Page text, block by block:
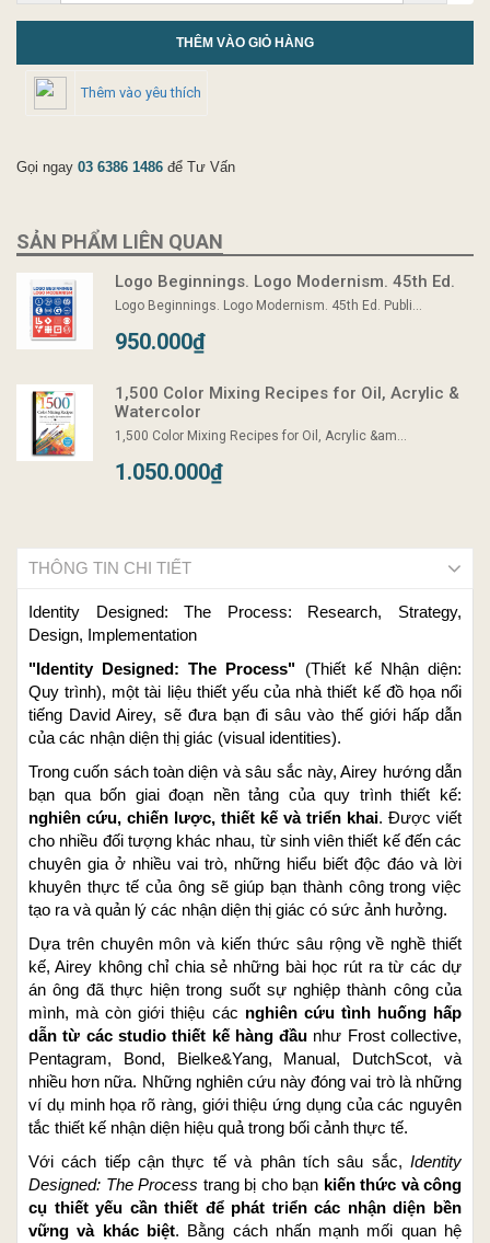
THÊM VÀO GIỎ HÀNG
Thêm vào yêu thích
Gọi ngay 03 6386 1486 để Tư Vấn
SẢN PHẨM LIÊN QUAN
Logo Beginnings. Logo Modernism. 45th Ed.
Logo Beginnings. Logo Modernism. 45th Ed. Publi...
950.000₫
1,500 Color Mixing Recipes for Oil, Acrylic &
Watercolor
1,500 Color Mixing Recipes for Oil, Acrylic &am...
1.050.000₫
THÔNG TIN CHI TIẾT
Identity Designed: The Process: Research, Strategy,
Design, Implementation
"Identity Designed: The Process" (Thiết kế Nhận diện:
Quy trình), một tài liệu thiết yếu của nhà thiết kế đồ họa nổi
tiếng David Airey, sẽ đưa bạn đi sâu vào thế giới hấp dẫn
của các nhận diện thị giác (visual identities).
Trong cuốn sách toàn diện và sâu sắc này, Airey hướng dẫn
bạn qua bốn giai đoạn nền tảng của quy trình thiết kế:
nghiên cứu, chiến lược, thiết kế và triển khai. Được viết
cho nhiều đối tượng khác nhau, từ sinh viên thiết kế đến các
chuyên gia ở nhiều vai trò, những hiểu biết độc đáo và lời
khuyên thực tế của ông sẽ giúp bạn thành công trong việc
tạo ra và quản lý các nhận diện thị giác có sức ảnh hưởng.
Dựa trên chuyên môn và kiến thức sâu rộng về nghề thiết
kế, Airey không chỉ chia sẻ những bài học rút ra từ các dự
án ông đã thực hiện trong suốt sự nghiệp thành công của
mình, mà còn giới thiệu các nghiên cứu tình huống hấp
dẫn từ các studio thiết kế hàng đầu như Frost collective,
Pentagram, Bond, Bielke&Yang, Manual, DutchScot, và
nhiều hơn nữa. Những nghiên cứu này đóng vai trò là những
ví dụ minh họa rõ ràng, giới thiệu ứng dụng của các nguyên
tắc thiết kế nhận diện hiệu quả trong bối cảnh thực tế.
Với cách tiếp cận thực tế và phân tích sâu sắc, Identity
Designed: The Process trang bị cho bạn kiến thức và công
cụ thiết yếu cần thiết để phát triển các nhận diện bền
vững và khác biệt. Bằng cách nhấn mạnh mối quan hệ